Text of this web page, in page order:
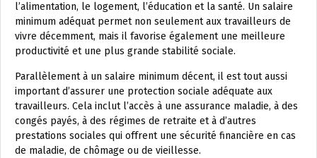
l’alimentation, le logement, l’éducation et la santé. Un salaire
minimum adéquat permet non seulement aux travailleurs de
vivre décemment, mais il favorise également une meilleure
productivité et une plus grande stabilité sociale.
Parallèlement à un salaire minimum décent, il est tout aussi
important d’assurer une protection sociale adéquate aux
travailleurs. Cela inclut l’accès à une assurance maladie, à des
congés payés, à des régimes de retraite et à d’autres
prestations sociales qui offrent une sécurité financière en cas
de maladie, de chômage ou de vieillesse.